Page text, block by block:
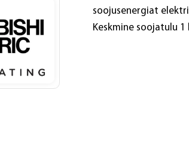
soojusenergiat
Keskmine soojatulu